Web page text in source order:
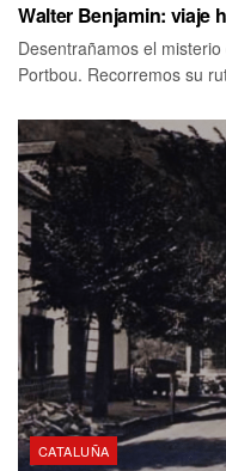
Walter Benjamin: viaje
Desentrañamos el
Portbou. Recorremos su
CATALUÑA